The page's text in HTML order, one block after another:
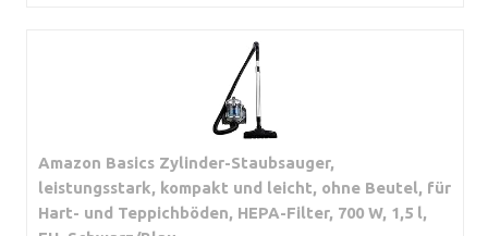
Amazon Basics Zylinder-Staubsauger,
leistungsstark, kompakt und leicht, ohne Beutel, für
Hart- und Teppichböden, HEPA-Filter, 700 W, 1,5 l,